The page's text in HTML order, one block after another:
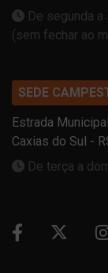
De segunda
(sem fechar ao
SEDE
Estrada
Caxias do Sul -
De terça a